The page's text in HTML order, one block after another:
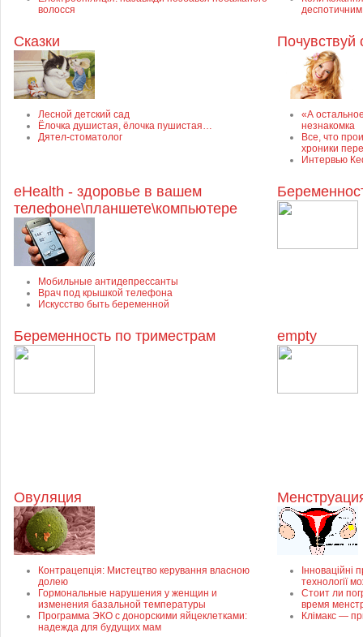
волосся
Сказки
Лесной детский сад
Ёлочка душистая, ёлочка пушистая…
Дятел-стоматолог
Почувствуй
«А
незнакомка
Все, что
хроники
Интервью
eHealth - здоровье в вашем
телефоне\планшете\компьютере
Мобильные антидепрессанты
Врач под крышкой телефона
Искусство быть беременной
Беременность по триместрам empty
Овуляция
Контрацепція: Мистецтво керування власною
долею
Гормональные нарушения у женщин и
изменения базальной температуры
Программа ЭКО с донорскими яйцеклетками:
надежда для будущих мам
Інноваційні
технології
Стоит ли
время
Клімакс —